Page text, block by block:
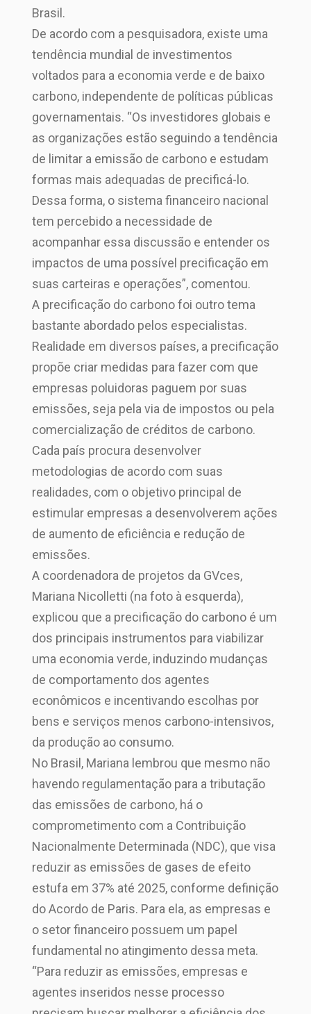
Brasil.
De acordo com a pesquisadora, existe uma
tendência mundial de investimentos
voltados para a economia verde e de baixo
carbono, independente de políticas públicas
governamentais. “Os investidores globais e
as organizações estão seguindo a tendência
de limitar a emissão de carbono e estudam
formas mais adequadas de precificá-lo.
Dessa forma, o sistema financeiro nacional
tem percebido a necessidade de
acompanhar essa discussão e entender os
impactos de uma possível precificação em
suas carteiras e operações”, comentou.
A precificação do carbono foi outro tema
bastante abordado pelos especialistas.
Realidade em diversos países, a precificação
propõe criar medidas para fazer com que
empresas poluidoras paguem por suas
emissões, seja pela via de impostos ou pela
comercialização de créditos de carbono.
Cada país procura desenvolver
metodologias de acordo com suas
realidades, com o objetivo principal de
estimular empresas a desenvolverem ações
de aumento de eficiência e redução de
emissões.
A coordenadora de projetos da GVces,
Mariana Nicolletti (na foto à esquerda),
explicou que a precificação do carbono é um
dos principais instrumentos para viabilizar
uma economia verde, induzindo mudanças
de comportamento dos agentes
econômicos e incentivando escolhas por
bens e serviços menos carbono-intensivos,
da produção ao consumo.
No Brasil, Mariana lembrou que mesmo não
havendo regulamentação para a tributação
das emissões de carbono, há o
comprometimento com a Contribuição
Nacionalmente Determinada (NDC), que visa
reduzir as emissões de gases de efeito
estufa em 37% até 2025, conforme definição
do Acordo de Paris. Para ela, as empresas e
o setor financeiro possuem um papel
fundamental no atingimento dessa meta.
“Para reduzir as emissões, empresas e
agentes inseridos nesse processo